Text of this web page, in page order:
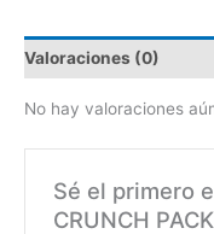
Valoraciones (0)
No hay valoraciones
Sé el primero
CRUNCH